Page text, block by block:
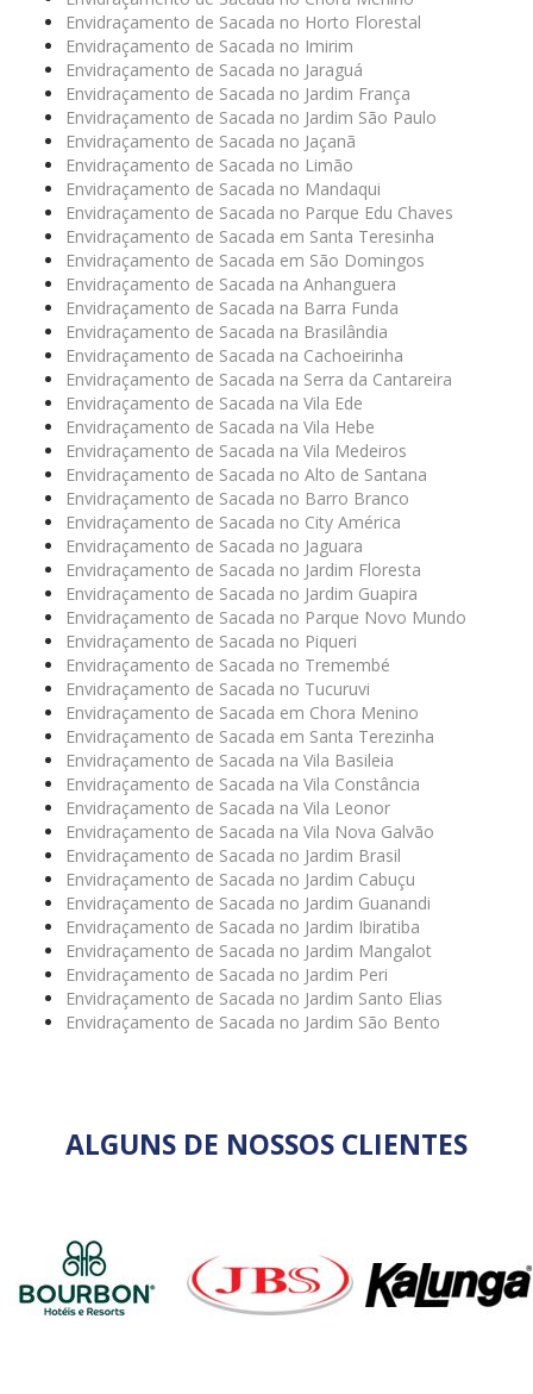
Envidraçamento de Sacada no Horto Florestal
Envidraçamento de Sacada no Imirim
Envidraçamento de Sacada no Jaraguá
Envidraçamento de Sacada no Jardim França
Envidraçamento de Sacada no Jardim São Paulo
Envidraçamento de Sacada no Jaçanã
Envidraçamento de Sacada no Limão
Envidraçamento de Sacada no Mandaqui
Envidraçamento de Sacada no Parque Edu Chaves
Envidraçamento de Sacada em Santa Teresinha
Envidraçamento de Sacada em São Domingos
Envidraçamento de Sacada na Anhanguera
Envidraçamento de Sacada na Barra Funda
Envidraçamento de Sacada na Brasilândia
Envidraçamento de Sacada na Cachoeirinha
Envidraçamento de Sacada na Serra da Cantareira
Envidraçamento de Sacada na Vila Ede
Envidraçamento de Sacada na Vila Hebe
Envidraçamento de Sacada na Vila Medeiros
Envidraçamento de Sacada no Alto de Santana
Envidraçamento de Sacada no Barro Branco
Envidraçamento de Sacada no City América
Envidraçamento de Sacada no Jaguara
Envidraçamento de Sacada no Jardim Floresta
Envidraçamento de Sacada no Jardim Guapira
Envidraçamento de Sacada no Parque Novo Mundo
Envidraçamento de Sacada no Piqueri
Envidraçamento de Sacada no Tremembé
Envidraçamento de Sacada no Tucuruvi
Envidraçamento de Sacada em Chora Menino
Envidraçamento de Sacada em Santa Terezinha
Envidraçamento de Sacada na Vila Basileia
Envidraçamento de Sacada na Vila Constância
Envidraçamento de Sacada na Vila Leonor
Envidraçamento de Sacada na Vila Nova Galvão
Envidraçamento de Sacada no Jardim Brasil
Envidraçamento de Sacada no Jardim Cabuçu
Envidraçamento de Sacada no Jardim Guanandi
Envidraçamento de Sacada no Jardim Ibiratiba
Envidraçamento de Sacada no Jardim Mangalot
Envidraçamento de Sacada no Jardim Peri
Envidraçamento de Sacada no Jardim Santo Elias
Envidraçamento de Sacada no Jardim São Bento
ALGUNS DE NOSSOS CLIENTES